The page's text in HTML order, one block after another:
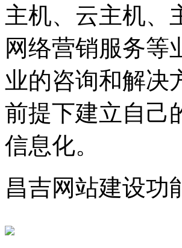
主机、云主机、
网络营销服务等
业的咨询和解决
前提下建立自己
信息化。
昌吉网站建设功